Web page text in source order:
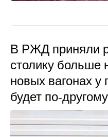
В РЖД приняли
столику больше
новых вагонах у
будет по-другому